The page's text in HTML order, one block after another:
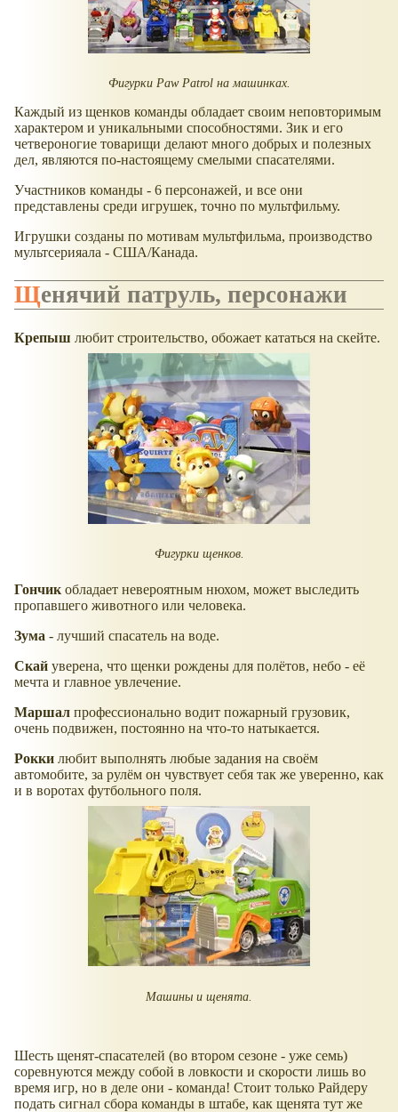
Фигурки Paw Patrol на машинках.
Каждый из щенков команды обладает своим неповторимым
характером и уникальными способностями. Зик и его
четвероногие товарищи делают много добрых и полезных
дел, являются по-настоящему смелыми спасателями.
Участников команды - 6 персонажей, и все они
представлены среди игрушек, точно по мультфильму.
Игрушки созданы по мотивам мультфильма, производство
мультсерияала - США/Канада.
Щенячий патруль, персонажи
Крепыш любит строительство, обожает кататься на скейте.
Фигурки щенков.
Гончик обладает невероятным нюхом, может выследить
пропавшего животного или человека.
Зума - лучший спасатель на воде.
Скай уверена, что щенки рождены для полётов, небо - её
мечта и главное увлечение.
Маршал профессионально водит пожарный грузовик,
очень подвижен, постоянно на что-то натыкается.
Рокки любит выполнять любые задания на своём
автомобите, за рулём он чувствует себя так же уверенно, как
и в воротах футбольного поля.
Машины и щенята.
Шесть щенят-спасателей (во втором сезоне - уже семь)
соревнуются между собой в ловкости и скорости лишь во
время игр, но в деле они - команда! Стоит только Райдеру
подать сигнал сбора команды в штабе, как щенята тут же